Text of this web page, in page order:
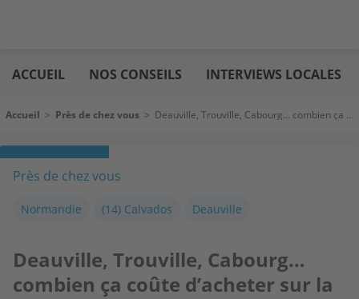
au
contenu
immo
ACCUEIL NOS CONSEILS INTERVIEWS LOCALES
Fil d'Ariane
Accueil > Près de chez vous > Deauville, Trouville, Cabourg… combien ça coûte d’acheter sur la Côte Fleurie ?
Près de chez vous
Normandie (14) Calvados Deauville
Deauville, Trouville, Cabourg…
combien ça coûte d’acheter sur la